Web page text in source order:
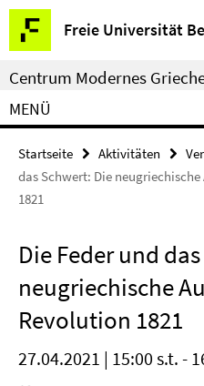
Springe
direkt
zu
Inhalt
Freie Universität
Service-
Navigation
Centrum Modernes
MENÜ
Startseite Aktivitäten
das Schwert: Die
1821
Die Feder und
neugriechische
Revolution 1821
27.04.2021 | 15:00 s.t. -